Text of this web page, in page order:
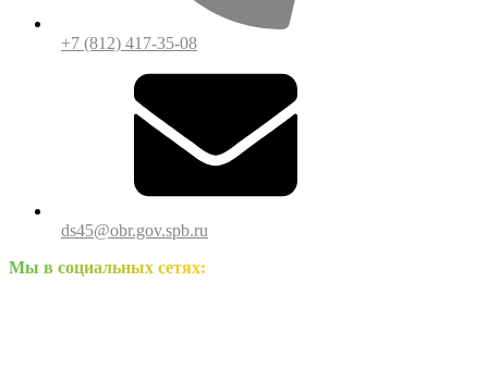
+7 (812) 417-35-08
ds45@obr.gov.spb.ru
Мы в социальных сетях: